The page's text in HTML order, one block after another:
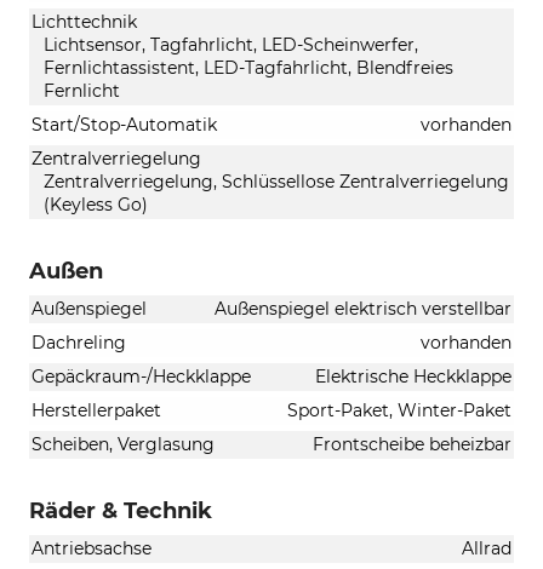
Lichttechnik
Lichtsensor, Tagfahrlicht, LED-Scheinwerfer,
Fernlichtassistent, LED-Tagfahrlicht, Blendfreies
Fernlicht
Start/Stop-Automatik
vorhanden
Zentralverriegelung
Zentralverriegelung, Schlüssellose Zentralverriegelung
(Keyless Go)
Außen
Außenspiegel
Außenspiegel elektrisch verstellbar
Dachreling
vorhanden
Gepäckraum-/Heckklappe
Elektrische Heckklappe
Herstellerpaket
Sport-Paket, Winter-Paket
Scheiben, Verglasung
Frontscheibe beheizbar
Räder & Technik
Antriebsachse
Allrad